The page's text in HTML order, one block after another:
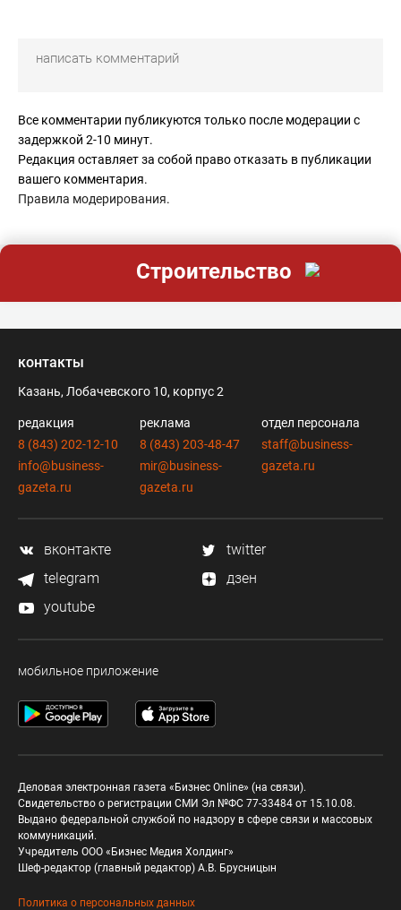
Все комментарии публикуются только после модерации с
задержкой 2-10 минут.
Редакция оставляет за собой право отказать в публикации
вашего комментария.
Правила модерирования.
Строительство
контакты
Казань, Лобачевского 10, корпус 2
редакция
8 (843) 202-12-10
info@business-
gazeta.ru
реклама
8 (843) 203-48-47
mir@business-
gazeta.ru
отдел персонала
staff@business-
gazeta.ru
вконтакте
twitter
telegram
дзен
youtube
мобильное приложение
Деловая электронная газета «Бизнес Online» (на связи).
Свидетельство о регистрации СМИ Эл №ФС 77-33484 от 15.10.08.
Выдано федеральной службой по надзору в сфере связи и массовых
коммуникаций.
Учредитель ООО «Бизнес Медия Холдинг»
Шеф-редактор (главный редактор) А.В. Брусницын
Политика о персональных данных